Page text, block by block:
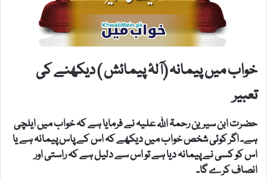
خواب میں پیمانہ (آلۂ پیمائش ) دیکھنے کی
تعبیر
حضرت ابن سیرین رحمۃ اللہ علیہ نے فرمایا ہے کہ خواب میں ایلچی
ہے۔ اگر کوئی شخص خواب میں دیکھے کہ اس کے پاس پیمانہ ہے یا
اس کو کسی نے پیمانہ دیا ہے تو اس سے دلیل ہے کہ راستی اور
انصاف کرے گا۔